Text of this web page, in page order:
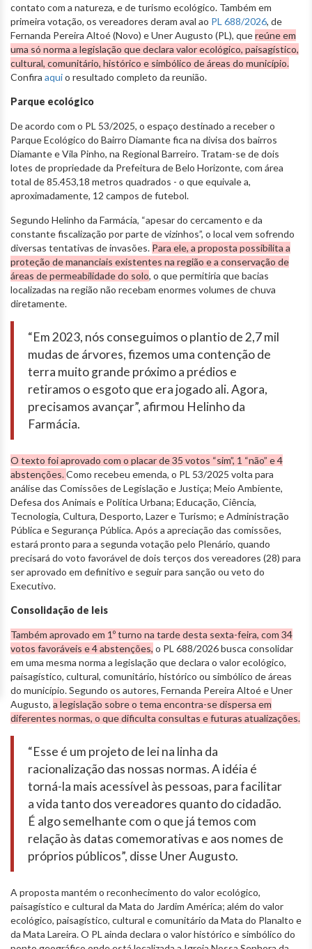
contato com a natureza, e de turismo ecológico. Também em
primeira votação, os vereadores deram aval ao PL 688/2026, de
Fernanda Pereira Altoé (Novo) e Uner Augusto (PL), quereúne em
uma só norma a legislação que declara valor ecológico, paisagístico,
cultural, comunitário, histórico e simbólico de áreas do município.
Confira aquio resultado completo da reunião.
Parque ecológico
De acordo com o PL 53/2025, o espaço destinado a receber o
Parque Ecológico do Bairro Diamante fica na divisa dos bairros
Diamante e Vila Pinho, na Regional Barreiro. Tratam-se de dois
lotes de propriedade da Prefeitura de Belo Horizonte, com área
total de 85.453,18 metros quadrados - o que equivale a,
aproximadamente, 12 campos de futebol.
Segundo Helinho da Farmácia, “apesar do cercamento e da
constante fiscalização por parte de vizinhos”, o local vem sofrendo
diversas tentativas de invasões. Para ele, a proposta possibilita a
proteção de mananciais existentes na região e a conservação de
áreas de permeabilidade do solo, o que permitiria que bacias
localizadas na região não recebam enormes volumes de chuva
diretamente.
“Em 2023, nós conseguimos o plantio de 2,7 mil
mudas de árvores, fizemos uma contenção de
terra muito grande próximo a prédios e
retiramos o esgoto que era jogado ali. Agora,
precisamos avançar”, afirmou Helinho da
Farmácia.
O texto foi aprovado com o placar de 35 votos “sim”, 1 “não” e 4
abstenções.Como recebeu emenda, o PL 53/2025 volta para
análise das Comissões de Legislação e Justiça; Meio Ambiente,
Defesa dos Animais e Política Urbana; Educação, Ciência,
Tecnologia, Cultura, Desporto, Lazer e Turismo; e Administração
Pública e Segurança Pública. Após a apreciação das comissões,
estará pronto para a segunda votação pelo Plenário, quando
precisará do voto favorável de dois terços dos vereadores (28) para
ser aprovado em definitivo e seguir para sanção ou veto do
Executivo.
Consolidação de leis
Também aprovado em 1º turno na tarde desta sexta-feira, com 34
votos favoráveis e 4 abstenções, o PL 688/2026 busca consolidar
em uma mesma norma a legislação que declara o valor ecológico,
paisagístico, cultural, comunitário, histórico ou simbólico de áreas
do município. Segundo os autores, Fernanda Pereira Altoé e Uner
Augusto, a legislação sobre o tema encontra-se dispersa em
diferentes normas, o que dificulta consultas e futuras atualizações.
“Esse é um projeto de lei na linha da
racionalização das nossas normas. A idéia é
torná-la mais acessível às pessoas, para facilitar
a vida tanto dos vereadores quanto do cidadão.
É algo semelhante com o que já temos com
relação às datas comemorativas e aos nomes de
próprios públicos”, disse Uner Augusto.
A proposta mantém o reconhecimento do valor ecológico,
paisagístico e cultural da Mata do Jardim América; além do valor
ecológico, paisagístico, cultural e comunitário da Mata do Planalto e
da Mata Lareira. O PL ainda declara o valor histórico e simbólico do